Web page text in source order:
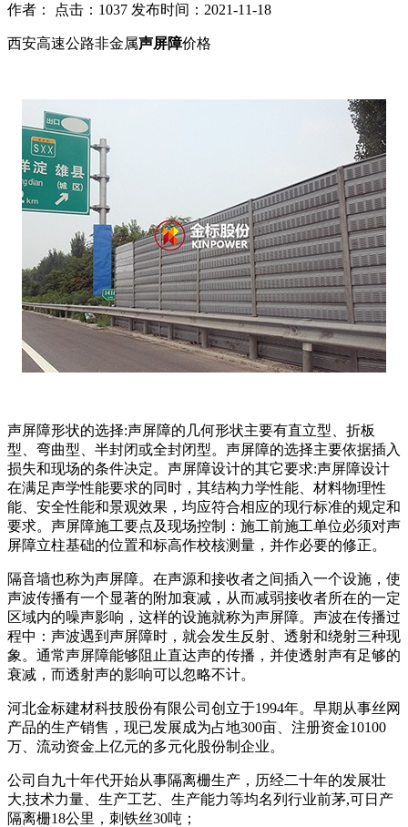
作者： 点击：1037 发布时间：2021-11-18
西安高速公路非金属声屏障价格
声屏障形状的选择:声屏障的几何形状主要有直立型、折板
型、弯曲型、半封闭或全封闭型。声屏障的选择主要依据插入
损失和现场的条件决定。声屏障设计的其它要求:声屏障设计
在满足声学性能要求的同时，其结构力学性能、材料物理性
能、安全性能和景观效果，均应符合相应的现行标准的规定和
要求。声屏障施工要点及现场控制：施工前施工单位必须对声
屏障立柱基础的位置和标高作校核测量，并作必要的修正。
隔音墙也称为声屏障。在声源和接收者之间插入一个设施，使
声波传播有一个显著的附加衰减，从而减弱接收者所在的一定
区域内的噪声影响，这样的设施就称为声屏障。声波在传播过
程中：声波遇到声屏障时，就会发生反射、透射和绕射三种现
象。通常声屏障能够阻止直达声的传播，并使透射声有足够的
衰减，而透射声的影响可以忽略不计。
河北金标建材科技股份有限公司创立于1994年。早期从事丝网
产品的生产销售，现已发展成为占地300亩、注册资金10100
万、流动资金上亿元的多元化股份制企业。
公司自九十年代开始从事隔离栅生产，历经二十年的发展壮
大,技术力量、生产工艺、生产能力等均名列行业前茅,可日产
隔离栅18公里，刺铁丝30吨；